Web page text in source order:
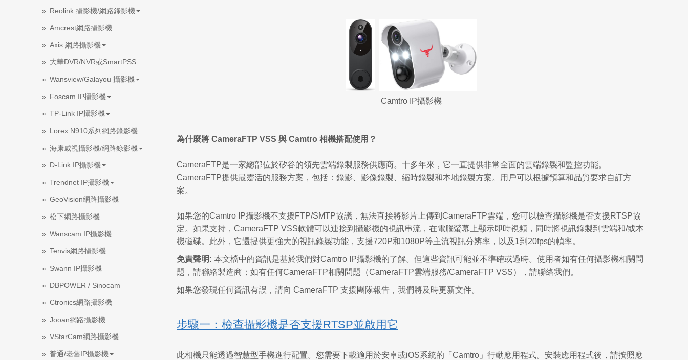
Reolink 攝影機/網路錄影機
Amcrest網路攝影機
Axis 網路攝影機
大華DVR/NVR或SmartPSS
Wansview/Galayou 攝影機
Foscam IP攝影機
TP-Link IP攝影機
Lorex N910系列網路錄影機
海康威視攝影機/網路錄影機
D-Link IP攝影機
Trendnet IP攝影機
GeoVision網路攝影機
松下網路攝影機
Wanscam IP攝影機
Tenvis網路攝影機
Swann IP攝影機
DBPOWER / Sinocam
Ctronics網路攝影機
Jooan網路攝影機
VStarCam網路攝影機
普通/老舊IP攝影機
Camtro IP攝影機
為什麼將 CameraFTP VSS 與 Camtro 相機搭配使用？
CameraFTP是一家總部位於矽谷的領先雲端錄製服務供應商。十多年來，它一直提供非常全面的雲端錄製和監控功能。
CameraFTP提供最靈活的服務方案，包括：錄影、影像錄製、縮時錄製和本地錄製方案。用戶可以根據預算和品質要求自訂方
案。
如果您的Camtro IP攝影機不支援FTP/SMTP協議，無法直接將影片上傳到CameraFTP雲端，您可以檢查攝影機是否支援RTSP協
定。如果支持，CameraFTP VSS軟體可以連接到攝影機的視訊串流，在電腦螢幕上顯示即時視頻，同時將視訊錄製到雲端和/或本
機磁碟。此外，它還提供更強大的視訊錄製功能，支援720P和1080P等主流視訊分辨率，以及1到20fps的幀率。
免責聲明: 本文檔中的資訊是基於我們對Camtro IP攝影機的了解。但這些資訊可能並不準確或過時。使用者如有任何攝影機相關問
題，請聯絡製造商；如有任何CameraFTP相關問題（CameraFTP雲端服務/CameraFTP VSS），請聯絡我們。
如果您發現任何資訊有誤，請向 CameraFTP 支援團隊報告，我們將及時更新文件。
步驟一：檢查攝影機是否支援RTSP並啟用它
此相機只能透過智慧型手機進行配置。您需要下載適用於安卓或iOS系統的「Camtro」行動應用程式。安裝應用程式後，請按照應